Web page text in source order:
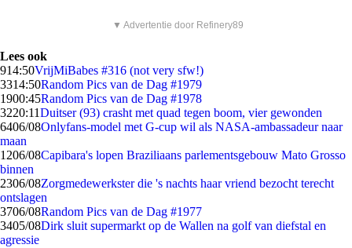
▼ Advertentie door Refinery89
Lees ook
914:50VrijMiBabes #316 (not very sfw!)
3314:50Random Pics van de Dag #1979
1900:45Random Pics van de Dag #1978
3220:11Duitser (93) crasht met quad tegen boom, vier gewonden
6406/08Onlyfans-model met G-cup wil als NASA-ambassadeur naar
maan
1206/08Capibara's lopen Braziliaans parlementsgebouw Mato Grosso
binnen
2306/08Zorgmedewerkster die 's nachts haar vriend bezocht terecht
ontslagen
3706/08Random Pics van de Dag #1977
3405/08Dirk sluit supermarkt op de Wallen na golf van diefstal en
agressie